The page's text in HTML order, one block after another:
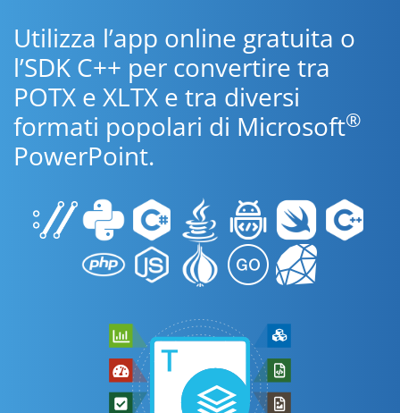
Utilizza l’app online gratuita o
l’SDK C++ per convertire tra
POTX e XLTX e tra diversi
formati popolari di Microsoft®
PowerPoint.